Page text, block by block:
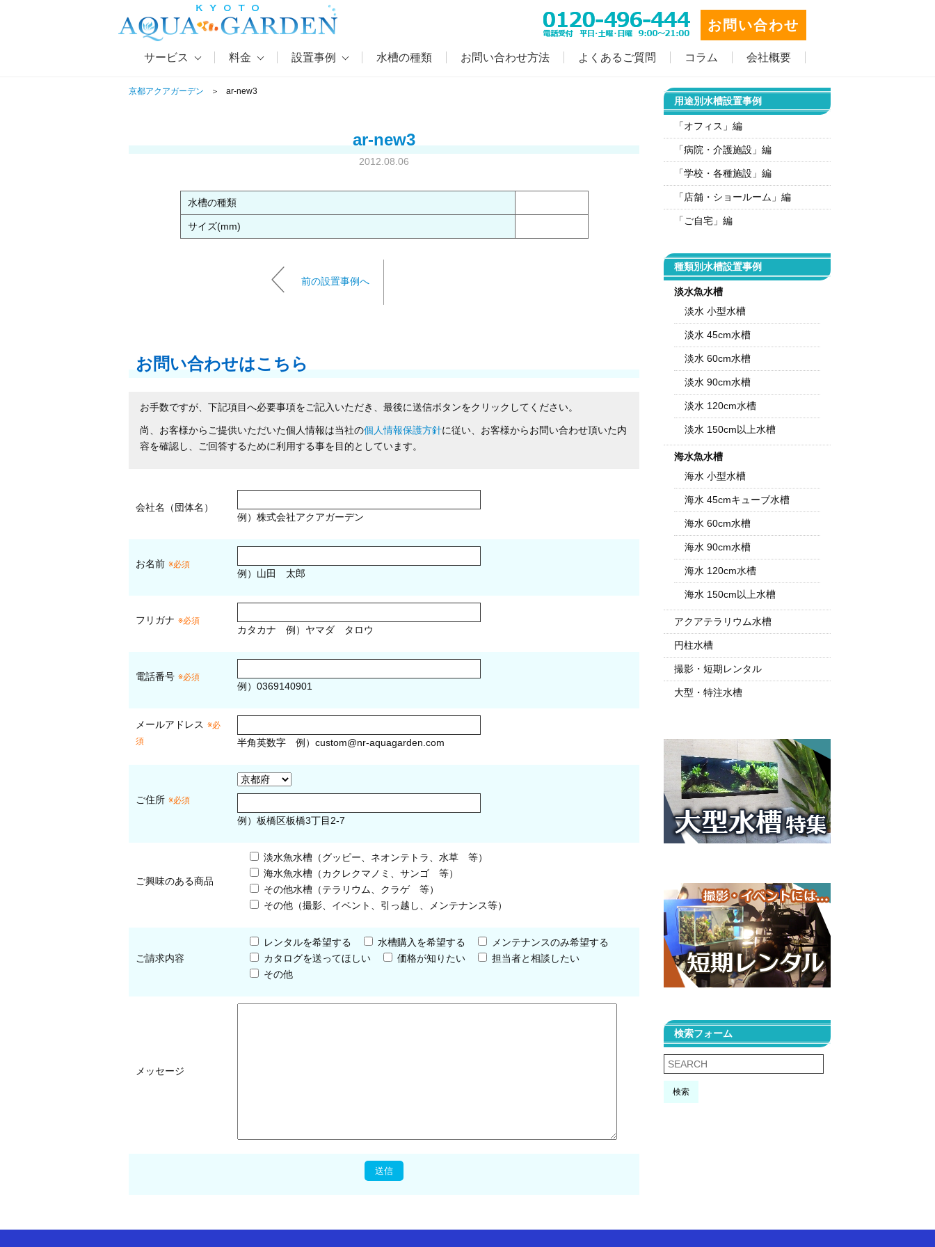
お問い合わせ
サービス 料金 設置事例 水槽の種類 お問い合わせ方法 よくあるご質問 コラム 会社概要
京都アクアガーデン ar-new3
ar-new3
2012.08.06
水槽の種類
サイズ(mm)
前の設置事例へ
お問い合わせはこちら
お手数ですが、下記項目へ必要事項をご記入いただき、最後に送信ボタンをクリックしてください。
尚、お客様からご提供いただいた個人情報は当社の個人情報保護方針に従い、お客様からお問い合わせ頂いた内
容を確認し、ご回答するために利用する事を目的としています。
会社名（団体名）
例）株式会社アクアガーデン
お名前 ※必須
例）山田 太郎
フリガナ ※必須
カタカナ 例）ヤマダ タロウ
電話番号 ※必須
例）0369140901
メールアドレス ※必
須
半角英数字 例） custom@nr-aquagarden.com
ご住所 ※必須
例）板橋区板橋3丁目2-7
ご興味のある商品
淡水魚水槽（グッピー、ネオンテトラ、水草 等）
海水魚水槽（カクレクマノミ、サンゴ 等）
その他水槽（テラリウム、クラゲ 等）
その他（撮影、イベント、引っ越し、メンテナンス等）
ご請求内容
レンタルを希望する 水槽購入を希望する
メンテナンスのみ希望する
カタログを送ってほしい
価格が知りたい
担当者と相談したい
その他
メッセージ
用途別水槽設置事例
「オフィス」編
「病院・介護施設」編
「学校・各種施設」編
「店舗・ショールーム」編
「ご自宅」編
種類別水槽設置事例
淡水魚水槽
淡水 小型水槽
淡水 45cm水槽
淡水 60cm水槽
淡水 90cm水槽
淡水 120cm水槽
淡水 150cm以上水槽
海水魚水槽
海水 小型水槽
海水 45cmキューブ水槽
海水 60cm水槽
海水 90cm水槽
海水 120cm水槽
海水 150cm以上水槽
アクアテラリウム水槽
円柱水槽
撮影・短期レンタル
大型・特注水槽
検索フォーム
検索